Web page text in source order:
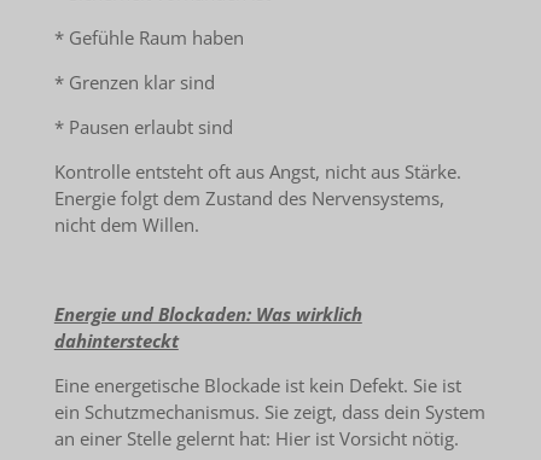
* Gefühle Raum haben
* Grenzen klar sind
* Pausen erlaubt sind
Kontrolle entsteht oft aus Angst, nicht aus Stärke.
Energie folgt dem Zustand des Nervensystems,
nicht dem Willen.
Energie und Blockaden: Was wirklich
dahintersteckt
Eine energetische Blockade ist kein Defekt. Sie ist
ein Schutzmechanismus. Sie zeigt, dass dein System
an einer Stelle gelernt hat: Hier ist Vorsicht nötig.